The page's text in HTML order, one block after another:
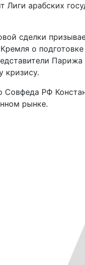
Лиги арабских
сделки
о
Парижа
кризису.
РФ
рынке.